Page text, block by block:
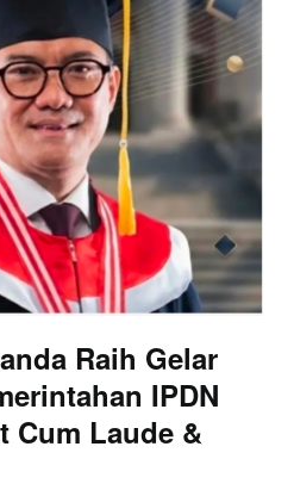
Raih Gelar
IPDN
Cum Laude &